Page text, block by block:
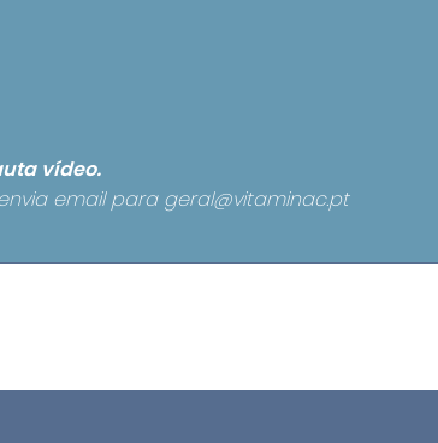
vídeo.
email para geral@vitaminac.pt